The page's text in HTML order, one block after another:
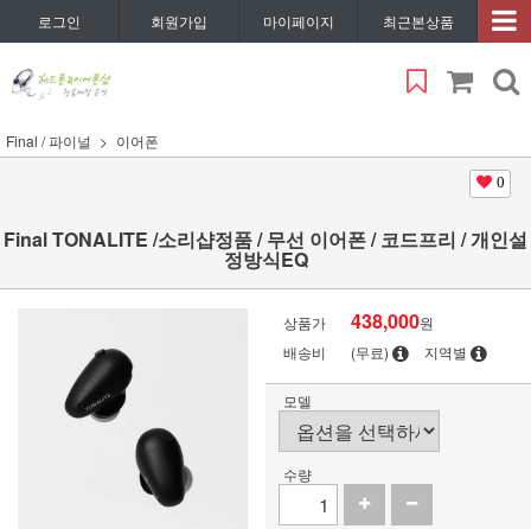
로그인 회원가입 마이페이지 최근본상품
Final / 파이널 이어폰
0
Final TONALITE /소리샵정품 / 무선 이어폰 / 코드프리 / 개인설
정방식EQ
상품가 438,000원
배송비
(무료) 지역별
모델
수량